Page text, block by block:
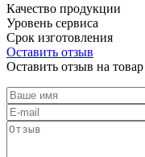
Качество продукции
Уровень сервиса
Срок изготовления
Оставить отзыв
Оставить отзыв на